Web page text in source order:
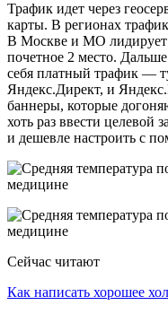
Трафик идет через
карты. В регионах
В Москве и МО лидирует
почетное 2 место.
себя платный трафик —
Яндекс.Директ, и
баннеры, которые
хоть раз ввести целевой
и дешевле настроить с
Сейчас читают
Как написать хорошее